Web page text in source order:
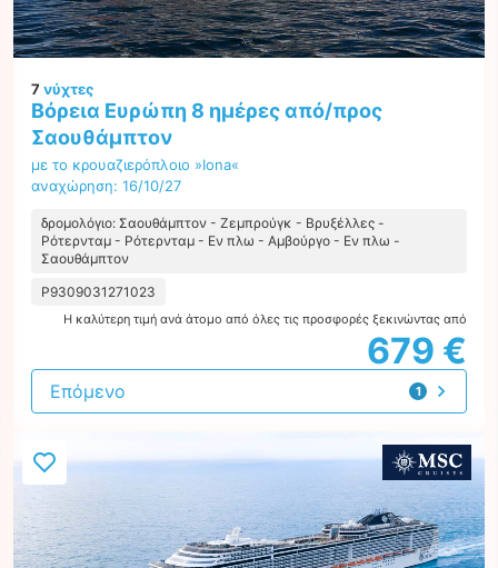
7νύχτες
Βόρεια Ευρώπη 8 ημέρες από/προς
Σαουθάμπτον
με το κρουαζιερόπλοιο »Iona«
αναχώρηση: 16/10/27
δρομολόγιο: Σαουθάμπτον - Ζεμπρούγκ - Βρυξέλλες -
Ρότερνταμ - Ρότερνταμ - Εν πλω - Αμβούργο - Εν πλω -
Σαουθάμπτον
P9309031271023
Η καλύτερη τιμή ανά άτομο από όλες τις προσφορές ξεκινώντας από
679 €
1
προσφορά
Επόμενο